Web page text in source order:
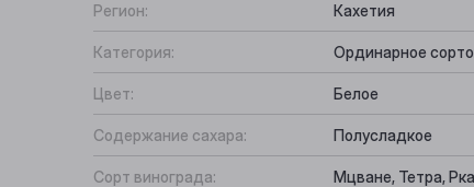
Регион: Кахетия
Категория: Ординарное
Цвет: Белое
Содержание сахара: Полусладкое
Сорт винограда: Мцване, Тетра,